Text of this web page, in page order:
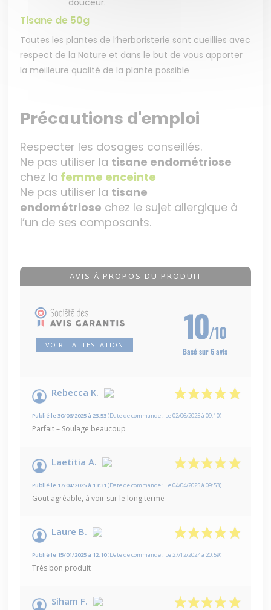
Tisane de 50g
Toutes les plantes de l’herboristerie sont cueillies avec
respect de la Nature et dans le but de vous apporter
la meilleure qualité de la plante possible
Précautions d'emploi
Respecter les dosages conseillés.
Ne pas utiliser la tisane endométriose
chez la femme enceinte
Ne pas utiliser la tisane
endométriose chez le sujet allergique à
l’un de ses composants.
AVIS À PROPOS DU PRODUIT
VOIR L'ATTESTATION 10/10
Basé sur 6 avis
Rebecca K.
Publié le 30/06/2025 à 23:53(Date de commande : Le 02/06/2025 à 09:10)
Parfait – Soulage beaucoup
Laetitia A.
Publié le 17/04/2025 à 13:31(Date de commande : Le 04/04/2025 à 09:53)
Gout agréable, à voir sur le long terme
Laure B.
Publié le 15/01/2025 à 12:10(Date de commande : Le 27/12/2024 à 20:59)
Très bon produit
Siham F.